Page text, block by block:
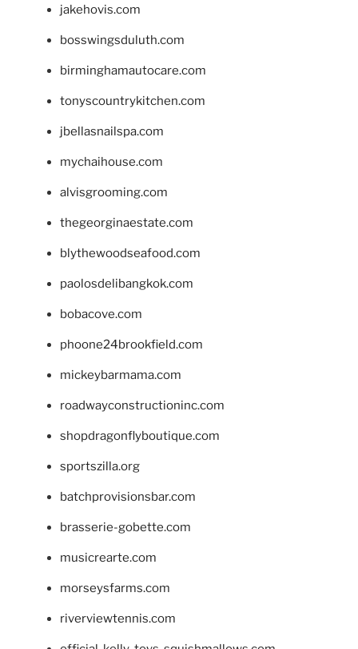
jakehovis.com
bosswingsduluth.com
birminghamautocare.com
tonyscountrykitchen.com
jbellasnailspa.com
mychaihouse.com
alvisgrooming.com
thegeorginaestate.com
blythewoodseafood.com
paolosdelibangkok.com
bobacove.com
phoone24brookfield.com
mickeybarmama.com
roadwayconstructioninc.com
shopdragonflyboutique.com
sportszilla.org
batchprovisionsbar.com
brasserie-gobette.com
musicrearte.com
morseysfarms.com
riverviewtennis.com